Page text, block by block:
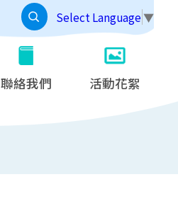
Select Language ▼
聯絡我們 活動花絮